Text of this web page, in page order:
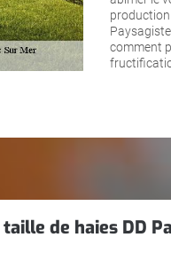
comment
de haies DD